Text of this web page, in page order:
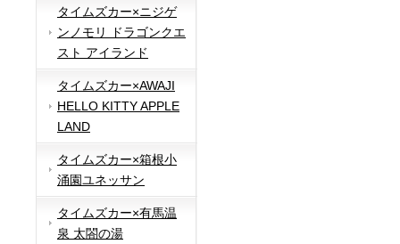
タイムズカー×ニジゲ
ンノモリ ドラゴンクエ
スト アイランド
タイムズカー×AWAJI
HELLO KITTY APPLE
LAND
タイムズカー×箱根小
涌園ユネッサン
タイムズカー×有馬温
泉 太閤の湯